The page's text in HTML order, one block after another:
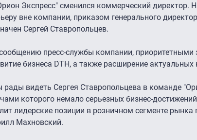
Экспресс" сменился коммерческий директор.
вне компании, приказом генерального
Сергей Ставропольцев.
пресс-службы компании, приоритетными
бизнеса DTH, а также расширение
видеть Сергея Ставропольцева в команде
которого немало серьезных бизнес-
лидерские позиции в розничном сегменте
Махновский.